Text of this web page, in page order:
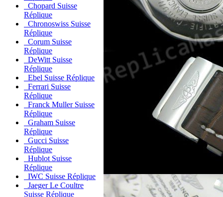
Chopard Suisse
Réplique
Chronoswiss Suisse
Réplique
Corum Suisse
Réplique
DeWitt Suisse
Réplique
Ebel Suisse Réplique
Ferrari Suisse
Réplique
Franck Muller Suisse
Réplique
Graham Suisse
Réplique
Gucci Suisse
Réplique
Hublot Suisse
Réplique
IWC Suisse Réplique
Jaeger Le Coultre
Suisse Réplique